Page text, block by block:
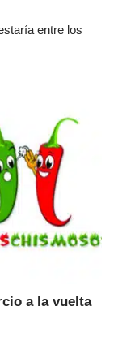
entre los
a la vuelta